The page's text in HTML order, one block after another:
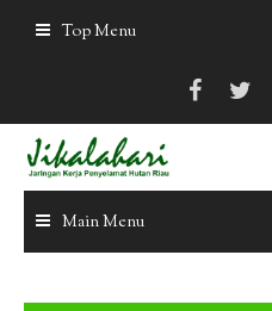
Top Menu
Main Menu